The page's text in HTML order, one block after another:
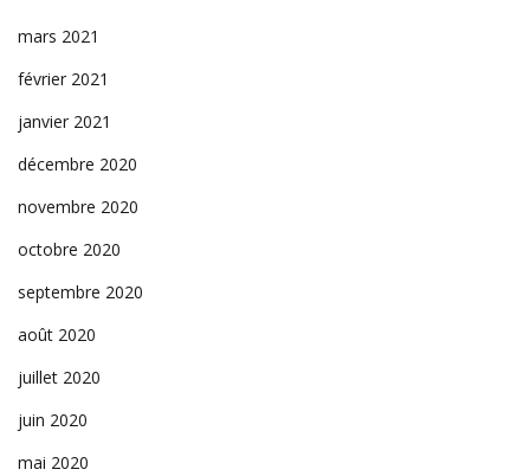
mars 2021
février 2021
janvier 2021
décembre 2020
novembre 2020
octobre 2020
septembre 2020
août 2020
juillet 2020
juin 2020
mai 2020